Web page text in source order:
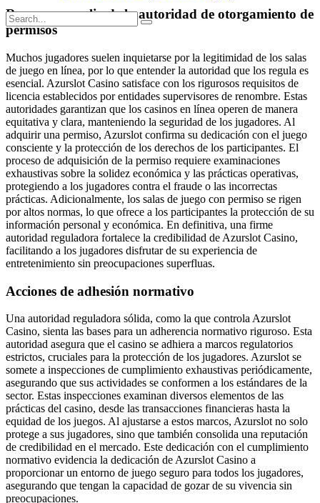
Resumen amplia de la autoridad de otorgamiento de
permisos
Muchos jugadores suelen inquietarse por la legitimidad de los salas
de juego en línea, por lo que entender la autoridad que los regula es
esencial. Azurslot Casino satisface con los rigurosos requisitos de
licencia establecidos por entidades supervisores de renombre. Estas
autoridades garantizan que los casinos en línea operen de manera
equitativa y clara, manteniendo la seguridad de los jugadores. Al
adquirir una permiso, Azurslot confirma su dedicación con el juego
consciente y la protección de los derechos de los participantes. El
proceso de adquisición de la permiso requiere examinaciones
exhaustivas sobre la solidez económica y las prácticas operativas,
protegiendo a los jugadores contra el fraude o las incorrectas
prácticas. Adicionalmente, los salas de juego con permiso se rigen
por altos normas, lo que ofrece a los participantes la protección de su
información personal y económica. En definitiva, una firme
autoridad reguladora fortalece la credibilidad de Azurslot Casino,
facilitando a los jugadores disfrutar de su experiencia de
entretenimiento sin preocupaciones superfluas.
Acciones de adhesión normativo
Una autoridad reguladora sólida, como la que controla Azurslot
Casino, sienta las bases para un adherencia normativo riguroso. Esta
autoridad asegura que el casino se adhiera a marcos regulatorios
estrictos, cruciales para la protección de los jugadores. Azurslot se
somete a inspecciones de cumplimiento exhaustivas periódicamente,
asegurando que sus actividades se conformen a los estándares de la
sector. Estas inspecciones examinan diversos elementos de las
prácticas del casino, desde las transacciones financieras hasta la
equidad de los juegos. Al ajustarse a estos marcos, Azurslot no solo
protege a sus jugadores, sino que también consolida una reputación
de credibilidad en el mercado. Este dedicación con el cumplimiento
normativo evidencia la dedicación de Azurslot Casino a
proporcionar un entorno de juego seguro para todos los jugadores,
asegurando que tengan la capacidad de gozar de su vivencia sin
preocupaciones.